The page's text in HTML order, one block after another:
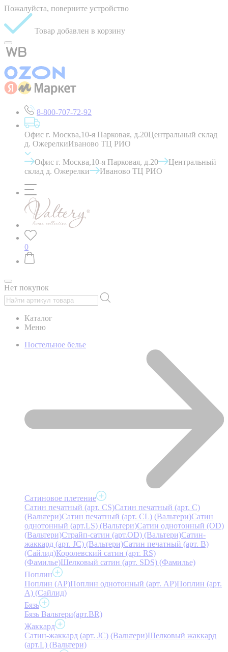
Пожалуйста, поверните устройство
Товар добавлен в корзину
8-800-707-72-92
Офис г. Москва,10-я Парковая, д.20Центральный склад
д. ОжерелкиИваново ТЦ РИО
Офис г. Москва,10-я Парковая, д.20
Центральный
склад д. Ожерелки
Иваново ТЦ РИО
0
Нет покупок
Каталог
Меню
Постельное белье
Сатиновое плетение
Сатин печатный (арт. СS)Сатин печатный (арт. С)
(Вальтери)Сатин печатный (арт. СL) (Вальтери)Сатин
однотонный (арт.LS) (Вальтери)Сатин однотонный (OD)
(Вальтери)Страйп-сатин (арт.OD) (Вальтери)Сатин-
жаккард (арт. JC) (Вальтери)Сатин печатный (арт. В)
(Сайлид)Королевский сатин (арт. RS)
(Фамилье)Шелковый сатин (арт. SDS) (Фамилье)
Поплин
Поплин (AP)Поплин однотонный (арт. AP)Поплин (арт.
А) (Сайлид)
Бязь
Бязь Вальтери(арт.BR)
Жаккард
Сатин-жаккард (арт. JC) (Вальтери)Шелковый жаккард
(арт.L) (Вальтери)